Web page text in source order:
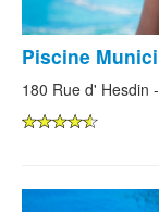
Piscine
180 Rue d' Hesdin